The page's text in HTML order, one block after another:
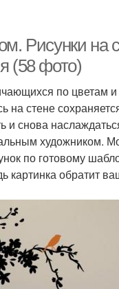
Рисунки на
(58 фото)
по цветам
на стене
и снова
художником.
по готовому
картинка обратит